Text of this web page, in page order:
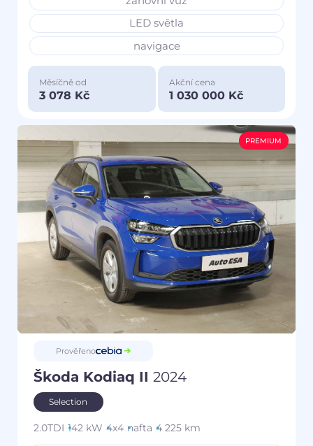
LED světla
navigace
Měsíčně od
3 078 Kč
Akční cena
1 030 000 Kč
PREMIUM
Prověřeno
Škoda Kodiaq II 2024
Selection
2.0TDI 142 kW 4x4 nafta 4 225 km